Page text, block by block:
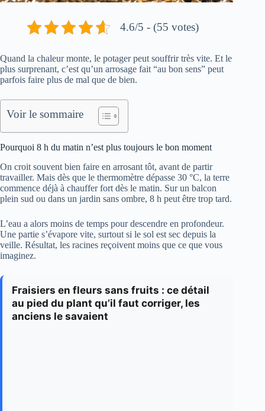
4.6/5 - (55 votes)
Quand la chaleur monte, le potager peut souffrir très vite. Et le
plus surprenant, c’est qu’un arrosage fait “au bon sens” peut
parfois faire plus de mal que de bien.
Voir le sommaire
Pourquoi 8 h du matin n’est plus toujours le bon moment
On croit souvent bien faire en arrosant tôt, avant de partir
travailler. Mais dès que le thermomètre dépasse 30 °C, la terre
commence déjà à chauffer fort dès le matin. Sur un balcon
plein sud ou dans un jardin sans ombre, 8 h peut être trop tard.
L’eau a alors moins de temps pour descendre en profondeur.
Une partie s’évapore vite, surtout si le sol est sec depuis la
veille. Résultat, les racines reçoivent moins que ce que vous
imaginez.
Fraisiers en fleurs sans fruits : ce détail
au pied du plant qu’il faut corriger, les
anciens le savaient